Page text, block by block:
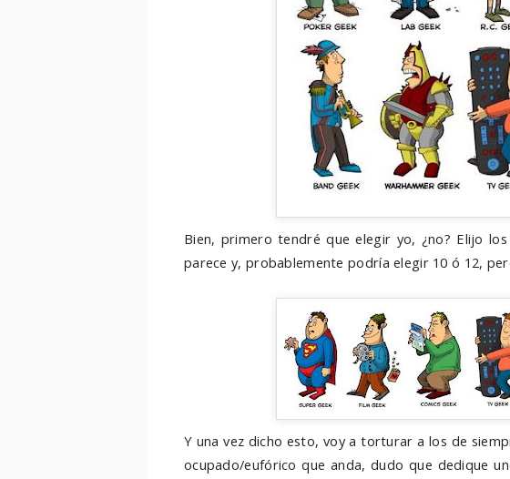
Bien, primero tendré que elegir yo, ¿no? Elijo
parece y, probablemente podría elegir 10 ó 12,
Y una vez dicho esto, voy a torturar a los de
ocupado/eufórico que anda, dudo que dedique